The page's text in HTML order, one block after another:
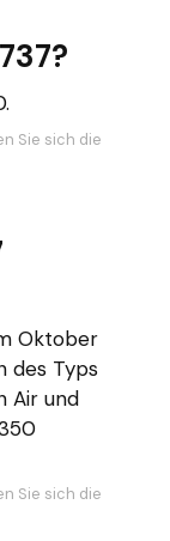
Sie sich die
Oktober
des Typs
Air und
Sie sich die